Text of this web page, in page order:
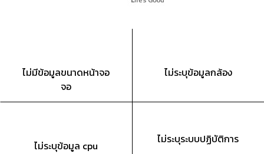
ไม่มีข้อมูลขนาดหน้าจอ
จอ
ไม่ระบุข้อมูลกล้อง
ไม่ระบุข้อมูล cpu ไม่ระบุระบบปฏิบัติการ